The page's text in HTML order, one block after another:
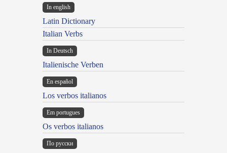
In english
Latin Dictionary
Italian Verbs
In Deutsch
Italienische Verben
En español
Los verbos italianos
Em portugues
Os verbos italianos
По русски